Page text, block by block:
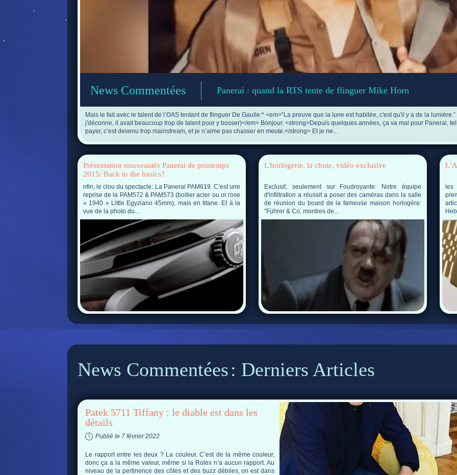
News Commentées Panerai : quand la RTS tente de flinguer Mike Horn
Mais le fait avec le talent de l’OAS tentant de flinguer De Gaulle.* <em>“La preuve que la lune est habitée, c'est qu'il y a de la
j'déconne, il avait beaucoup trop de talent pour y bosser)</em> Bonjour, <strong>Depuis quelques années, ça va mal pour Panerai,
payer, c’est devenu trop mainstream, et je n’aime pas chasser en meute.</strong> Et je ne...
Présentation nouveautés Panerai de printemps
2015: Back to the basics?
nfin, le clou du spectacle: La Panerai PAM619. C’est une
reprise de la PAM572 & PAM573 (boitier acier ou or rose
« 1940 » Little Egyziano 45mm), mais en titane. Et à la
vue de la photo du...
L'horlogerie, la chute, vidéo exclusive
Exclusif, seulement sur Foudroyante: Notre équipe
d'infiltration a réussit a poser des caméras dans la salle
de réunion du board de la fameuse maison horlogère:
"Führer & Co, montres de...
les
News Commentées: Derniers Articles
Patek 5711 Tiffany : le diable est dans les
détails
Publié le 7 février 2022
Le rapport entre les deux ? La couleur. C’est de la même couleur,
donc ça a la même valeur, même si la Rolex n’a aucun rapport. Au
niveau de la pertinence des côtes et des buzz débiles, on est dans